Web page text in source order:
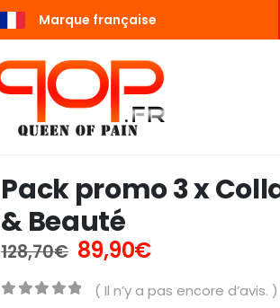
Marque française
Pack promo 3 x
& Beauté
128,70€ Le
prix
initial
89,90€Le
actuel
( Il n’y a pas encore d’avis. )